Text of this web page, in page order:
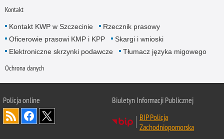
Kontakt
Kontakt KWP w Szczecinie
Rzecznik prasowy
Oficerowie prasowi KMP i KPP
Skargi i wnioski
Elektroniczne skrzynki podawcze
Tłumacz języka migowego
Ochrona danych
Policja online
Biuletyn Informacji Publicznej
BIP Policja
Zachodniopomorska